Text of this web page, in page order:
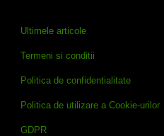
Ultimele articole
Termeni si conditii
Politica de confidentialitate
Politica de utilizare a Cookie-urilor
GDPR